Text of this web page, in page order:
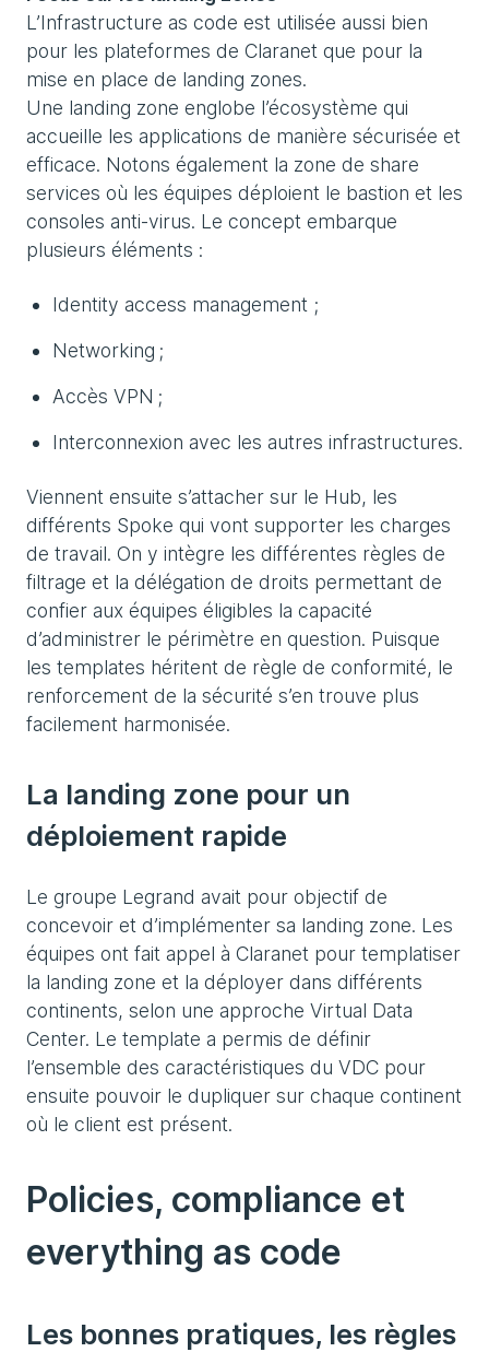
L’Infrastructure as code est utilisée aussi bien
pour les plateformes de Claranet que pour la
mise en place de landing zones.
Une landing zone englobe l’écosystème qui
accueille les applications de manière sécurisée et
efficace. Notons également la zone de share
services où les équipes déploient le bastion et les
consoles anti-virus. Le concept embarque
plusieurs éléments :
Identity access management ;
Networking ;
Accès VPN ;
Interconnexion avec les autres infrastructures.
Viennent ensuite s’attacher sur le Hub, les
différents Spoke qui vont supporter les charges
de travail. On y intègre les différentes règles de
filtrage et la délégation de droits permettant de
confier aux équipes éligibles la capacité
d’administrer le périmètre en question. Puisque
les templates héritent de règle de conformité, le
renforcement de la sécurité s’en trouve plus
facilement harmonisée.
La landing zone pour un
déploiement rapide
Le groupe Legrand avait pour objectif de
concevoir et d’implémenter sa landing zone. Les
équipes ont fait appel à Claranet pour templatiser
la landing zone et la déployer dans différents
continents, selon une approche Virtual Data
Center. Le template a permis de définir
l’ensemble des caractéristiques du VDC pour
ensuite pouvoir le dupliquer sur chaque continent
où le client est présent.
Policies, compliance et
everything as code
Les bonnes pratiques, les règles